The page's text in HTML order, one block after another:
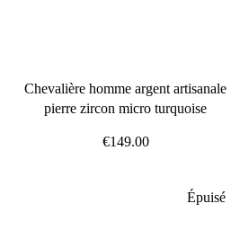
Chevalière homme argent artisanale
pierre zircon micro turquoise
€149.00
Épuisé